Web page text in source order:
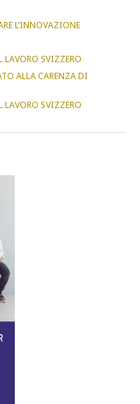
L’INNOVAZIONE
LAVORO SVIZZERO
ALLA CARENZA DI
LAVORO SVIZZERO